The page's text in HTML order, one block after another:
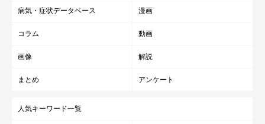
ますが、濡れてても気が付かないのか夢中になって遊んで
ます」
「シャワーの水直飲み（夏しかしない）」
病気・症状データベース 漫画
コラム 動画
画像 解説
まとめ アンケート
人気キーワード一覧